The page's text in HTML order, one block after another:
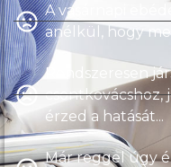
A vasárnapi
anélkül, hogy
Rendszeresen
csontkovácshoz,
érzed a hatását...
Már reggel úgy